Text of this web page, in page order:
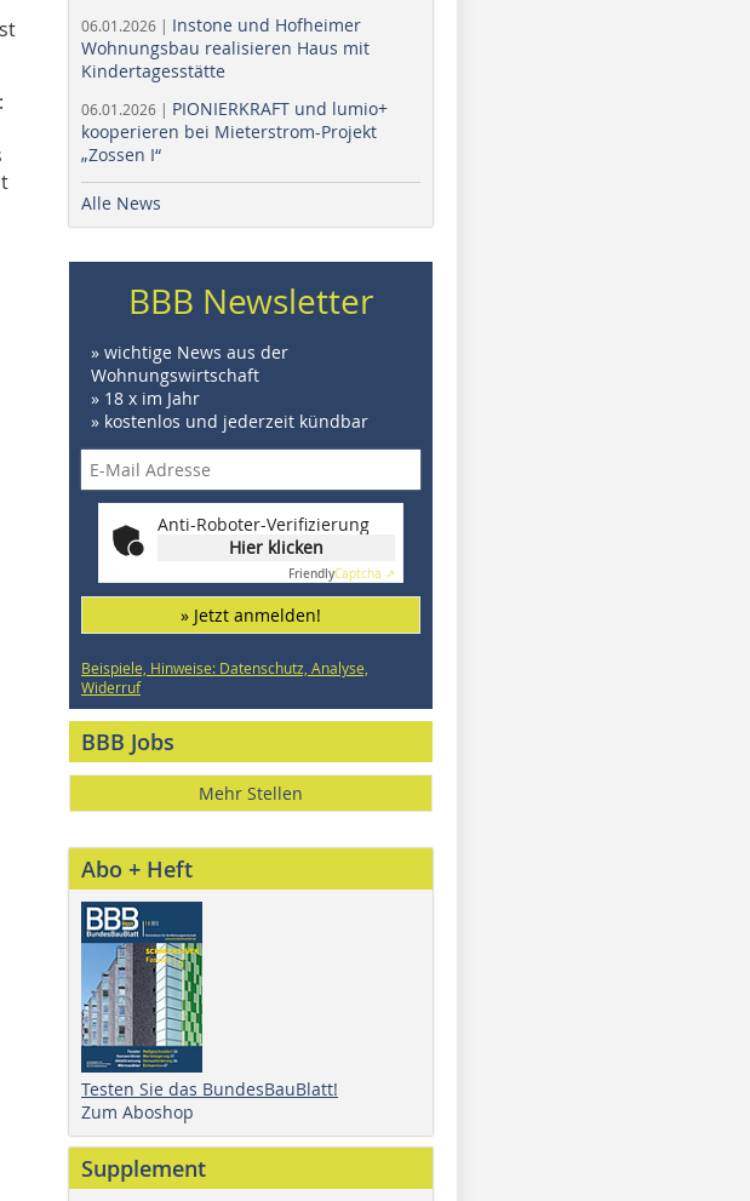
06.01.2026 | Instone und Hofheimer
Wohnungsbau realisieren Haus mit
Kindertagesstätte
06.01.2026 | PIONIERKRAFT und lumio+
kooperieren bei Mieterstrom-Projekt
„Zossen I“
Alle News
BBB Newsletter
» wichtige News aus der
Wohnungswirtschaft
» 18 x im Jahr
» kostenlos und jederzeit kündbar
Anti-Roboter-Verifizierung
Hier klicken
FriendlyCaptcha ⇗
» Jetzt anmelden!
Beispiele, Hinweise: Datenschutz, Analyse,
Widerruf
BBB Jobs
Mehr Stellen
Abo + Heft
Testen Sie das BundesBauBlatt!
Zum Aboshop
Supplement